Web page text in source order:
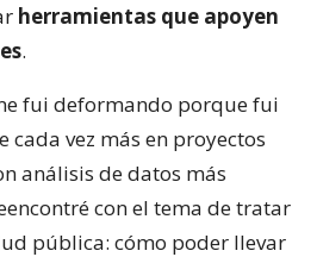
herramientas que apoyen
.
fui deformando porque fui
cada vez más en proyectos
análisis de datos más
con el tema de tratar
pública: cómo poder llevar